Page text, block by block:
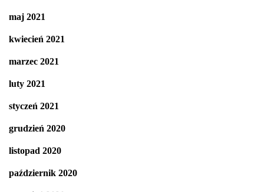
maj 2021
kwiecień 2021
marzec 2021
luty 2021
styczeń 2021
grudzień 2020
listopad 2020
październik 2020